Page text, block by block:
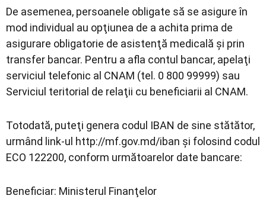
De asemenea, persoanele obligate să se asigure în
mod individual au opţiunea de a achita prima de
asigurare obligatorie de asistenţă medicală şi prin
transfer bancar. Pentru a afla contul bancar, apelaţi
serviciul telefonic al CNAM (tel. 0 800 99999) sau
Serviciul teritorial de relaţii cu beneficiarii al CNAM.
Totodată, puteţi genera codul IBAN de sine stătător,
urmând link-ul http://mf.gov.md/iban şi folosind codul
ECO 122200, conform următoarelor date bancare:
Beneficiar: Ministerul Finanţelor